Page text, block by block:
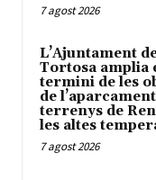
7 agost 2026
L’Ajuntament
Tortosa amplia
termini de les
de
terrenys de
les altes
7 agost 2026